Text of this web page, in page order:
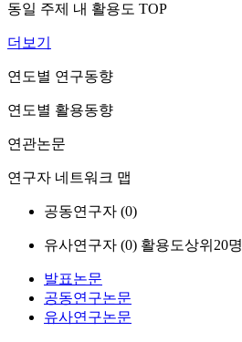
동일 주제 내 활용도 TOP
더보기
연도별 연구동향
연도별 활용동향
연관논문
연구자 네트워크 맵
공동연구자 (0)
유사연구자 (0) 활용도상위20명
발표논문
공동연구논문
유사연구논문